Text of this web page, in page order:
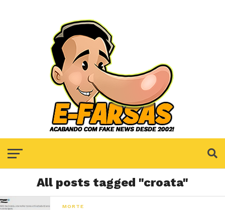
All posts tagged "croata"
MORTE